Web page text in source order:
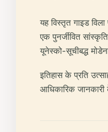
यह विस्तृत गाइड
एक पुनर्जीवित
यूनेस्को-सूचीबद्ध
इतिहास के प्रति
आधिकारिक